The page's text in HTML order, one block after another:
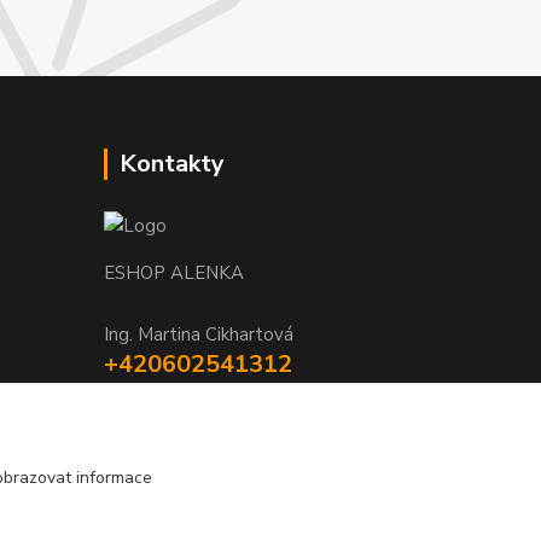
Kontakty
ESHOP ALENKA
Ing. Martina Cikhartová
+420602541312
informace